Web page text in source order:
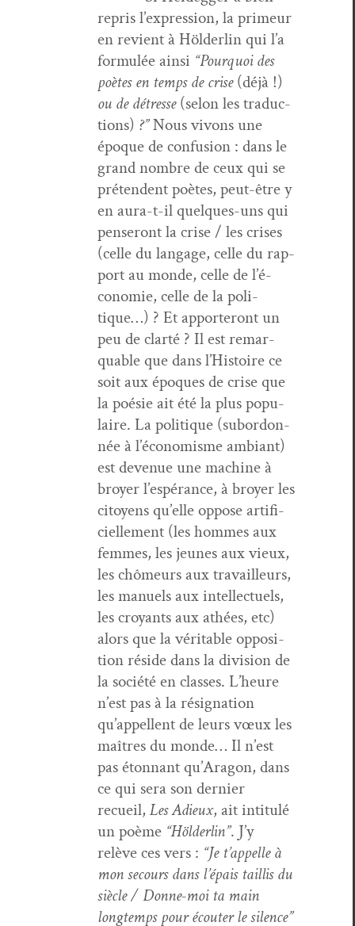
repris l’ex­pres­sion, la primeur
en revient à Hölder­lin qui l’a
for­mulée ain­si “Pourquoi des
poètes en temps de crise(déjà !)
ou de détresse(selon les tra­duc­
tions) ?”Nous vivons une
époque de con­fu­sion : dans le
grand nom­bre de ceux qui se
pré­ten­dent poètes, peut-être y
en aura-t-il quelques-uns qui
penseront la crise / les crises
(celle du lan­gage, celle du rap­
port au monde, celle de l’é­
conomie, celle de la poli­
tique…) ? Et apporteront un
peu de clarté ? Il est remar­
quable que dans l’His­toire ce
soit aux épo­ques de crise que
la poésie ait été la plus pop­u­
laire. La poli­tique (sub­or­don­
née à l’é­conomisme ambiant)
est dev­enue une machine à
broy­er l’e­spérance, à broy­er les
citoyens qu’elle oppose arti­fi­
cielle­ment (les hommes aux
femmes, les jeunes aux vieux,
les chômeurs aux tra­vailleurs,
les manuels aux intel­lectuels,
les croy­ants aux athées, etc)
alors que la véri­ta­ble oppo­si­
tion réside dans la divi­sion de
la société en class­es. L’heure
n’est pas à la résig­na­tion
qu’ap­pel­lent de leurs vœux les
maîtres du monde… Il n’est
pas éton­nant qu’Aragon, dans
ce qui sera son dernier
recueil, Les Adieux, ait inti­t­ulé
un poème “Hölder­lin”. J’y
relève ces vers : “Je t’ap­pelle à
mon sec­ours dans l’é­pais tail­lis du
siè­cle / Donne-moi ta main
longtemps pour écouter le silence”